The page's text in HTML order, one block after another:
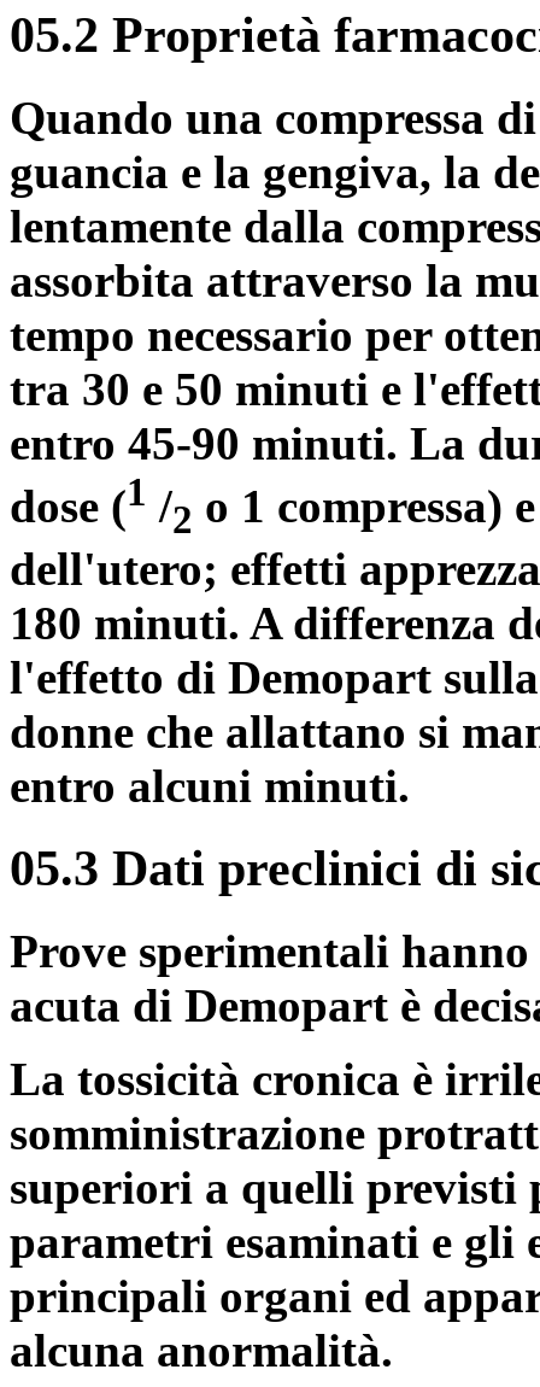
05.2 Proprietà
Quando una compressa
guancia e la gengiva, la
lentamente dalla
assorbita attraverso la
tempo necessario per
tra 30 e 50 minuti e
entro 45-90 minuti. La
dose (1 /2 o 1 compressa)
dell'utero; effetti
180 minuti. A differenza
l'effetto di Demopart
donne che allattano si
entro alcuni minuti.
05.3 Dati preclinici di
Prove sperimentali
acuta di Demopart è
La tossicità cronica è
somministrazione
superiori a quelli previsti
parametri esaminati e gli
principali organi ed
alcuna anormalità.